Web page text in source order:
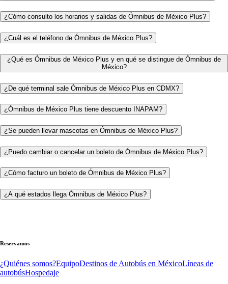
¿Cómo consulto los horarios y salidas de Ómnibus de México Plus?
¿Cuál es el teléfono de Ómnibus de México Plus?
¿Qué es Ómnibus de México Plus y en qué se distingue de Ómnibus de
México?
¿De qué terminal sale Ómnibus de México Plus en CDMX?
¿Ómnibus de México Plus tiene descuento INAPAM?
¿Se pueden llevar mascotas en Ómnibus de México Plus?
¿Puedo cambiar o cancelar un boleto de Ómnibus de México Plus?
¿Cómo facturo un boleto de Ómnibus de México Plus?
¿A qué estados llega Ómnibus de México Plus?
Reservamos
¿Quiénes somos?EquipoDestinos de Autobús en MéxicoLíneas de
autobúsHospedaje